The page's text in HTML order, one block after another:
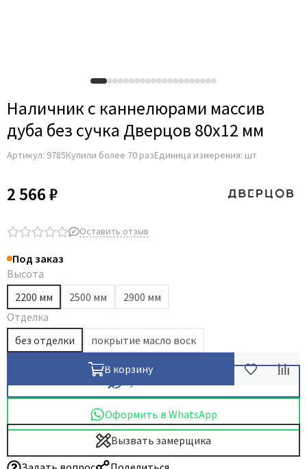
Наличник с каннелюрами массив
дуба без сучка Дверцов 80х12 мм
Артикул: 9785Купили более 70 разЕдиница измерения: шт
2 566 ₽
Оставить отзыв
Под заказ
Высота
2200 мм
2500 мм
2900 мм
Отделка
без отделки
покрытие масло воск
В корзину
Оформить в WhatsApp
Вызвать замерщика